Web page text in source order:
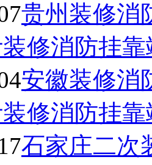
贵州装修消
修消防挂靠
安徽装修消
修消防挂靠
石家庄二次